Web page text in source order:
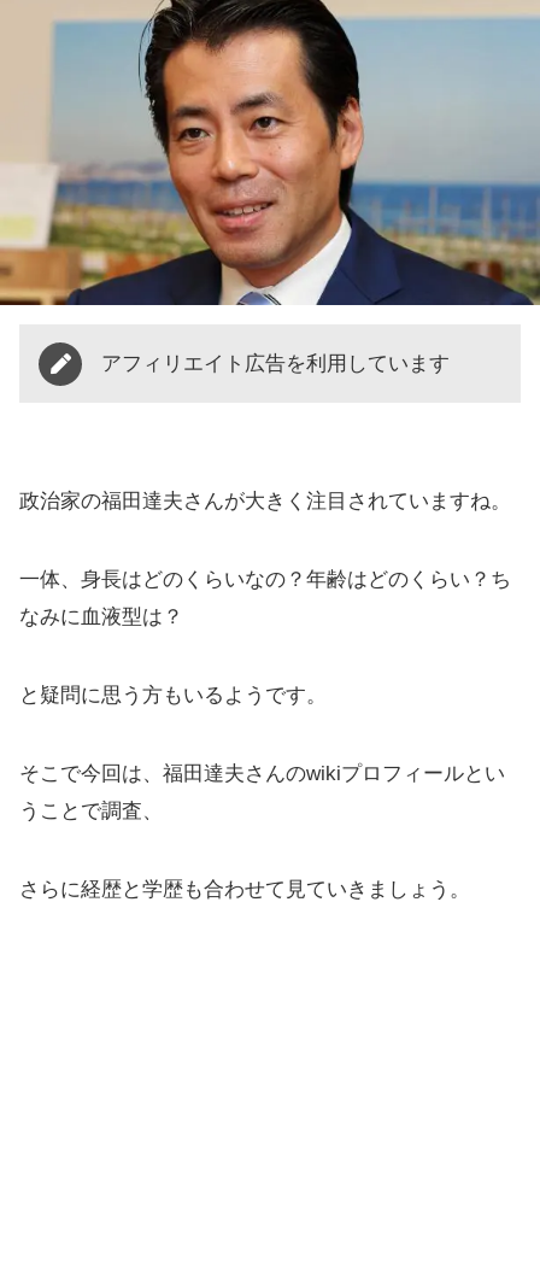
アフィリエイト広告を利用しています
政治家の福田達夫さんが大きく注目されていますね。
一体、身長はどのくらいなの？年齢はどのくらい？ち
なみに血液型は？
と疑問に思う方もいるようです。
そこで今回は、福田達夫さんのwikiプロフィールとい
うことで調査、
さらに経歴と学歴も合わせて見ていきましょう。